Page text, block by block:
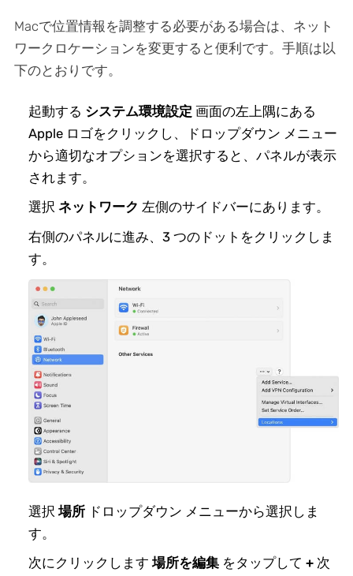
Macで位置情報を調整する必要がある場合は、ネット
ワークロケーションを変更すると便利です。手順は以
下のとおりです。
起動する システム環境設定 画面の左上隅にある
Apple ロゴをクリックし、ドロップダウン メニュー
から適切なオプションを選択すると、パネルが表示
されます。
選択 ネットワーク 左側のサイドバーにあります。
右側のパネルに進み、3 つのドットをクリックしま
す。
選択 場所ドロップダウン メニューから選択しま
す。
次にクリックします 場所を編集をタップして +次